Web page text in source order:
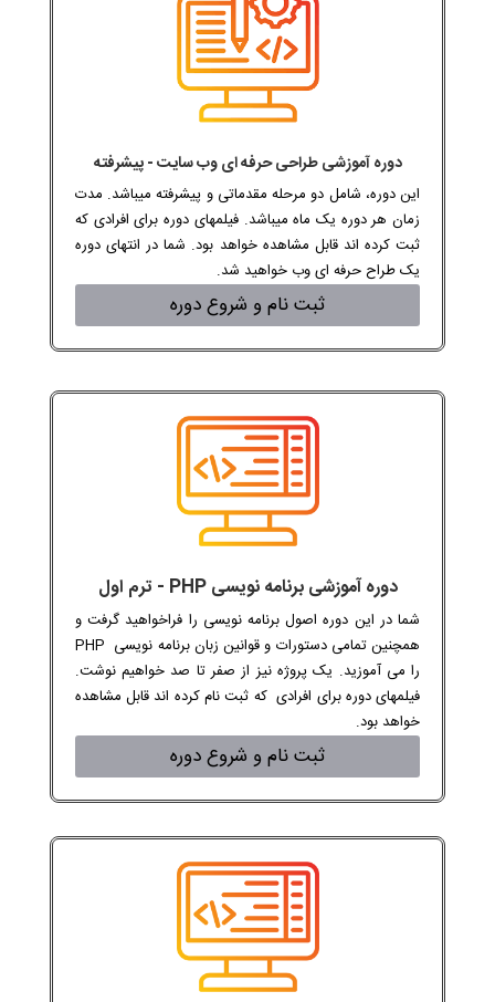
دوره آموزشی طراحی حرفه ای وب سایت - پیشرفته
این دوره، شامل دو مرحله مقدماتی و پیشرفته میباشد. مدت
زمان هر دوره یک ماه میباشد. فیلمهای دوره برای افرادی که
ثبت کرده اند قابل مشاهده خواهد بود. شما در انتهای دوره
یک طراح حرفه ای وب خواهید شد.
ثبت نام و شروع دوره
دوره آموزشی برنامه نویسی PHP - ترم اول
شما در این دوره اصول برنامه نویسی را فراخواهید گرفت و
همچنین تمامی دستورات و قوانین زبان برنامه نویسی PHP
را می آموزید. یک پروژه نیز از صفر تا صد خواهیم نوشت.
فیلمهای دوره برای افرادی که ثبت نام کرده اند قابل مشاهده
خواهد بود.
ثبت نام و شروع دوره